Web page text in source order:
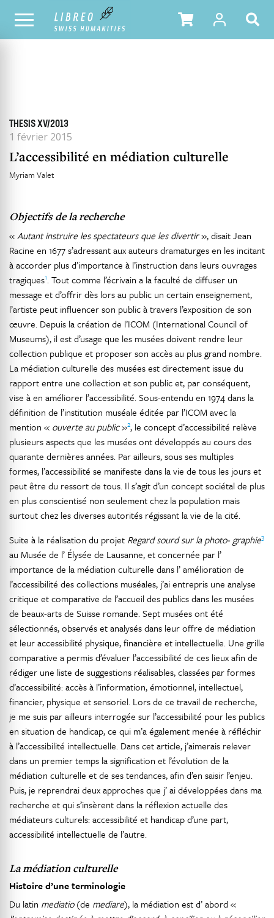
TOUS LES NUMÉROS SOMMAIRE DU NUMÉRO
THESIS XV/2013
1 février 2015
L’accessibilité en médiation culturelle
Myriam Valet
Objectifs de la recherche
«Autant instruire les spectateurs que les divertir», disait Jean
Racine en 1677 s’adressant aux auteurs dramaturges en les incitant
à accorder plus d’importance à l’instruction dans leurs ouvrages
tragiques1. Tout comme l’écrivain a la faculté de diffuser un
message et d’offrir dès lors au public un certain enseignement,
l’artiste peut influencer son public à travers l’exposition de son
œuvre. Depuis la création de l’ICOM (International Council of
Museums), il est d’usage que les musées doivent rendre leur
collection publique et proposer son accès au plus grand nombre.
La médiation culturelle des musées est directement issue du
rapport entre une collection et son public et, par conséquent,
vise à en améliorer l’accessibilité. Sous-entendu en 1974 dans la
définition de l’institution muséale éditée par l’ICOM avec la
mention « ouverte au public»2, le concept d’accessibilité relève
plusieurs aspects que les musées ont développés au cours des
quarante dernières années. Par ailleurs, sous ses multiples
formes, l’accessibilité se manifeste dans la vie de tous les jours et
peut être du ressort de tous. Il s’agit d’un concept sociétal de plus
en plus conscientisé non seulement chez la population mais
surtout chez les diverses autorités régissant la vie de la cité.
Suite à la réalisation du projet Regard sourd sur la photo- graphie3
au Musée de l’ Élysée de Lausanne, et concernée par l’
importance de la médiation culturelle dans l’ amélioration de
l’accessibilité des collections muséales, j’ai entrepris une analyse
critique et comparative de l’accueil des publics dans les musées
de beaux-arts de Suisse romande. Sept musées ont été
sélectionnés, observés et analysés dans leur offre de médiation
et leur accessibilité physique, financière et intellectuelle. Une grille
comparative a permis d’évaluer l’accessibilité de ces lieux afin de
rédiger une liste de suggestions réalisables, classées par formes
d’accessibilité: accès à l’information, émotionnel, intellectuel,
financier, physique et sensoriel. Lors de ce travail de recherche,
je me suis par ailleurs interrogée sur l’accessibilité pour les publics
en situation de handicap, ce qui m’a également menée à réfléchir
à l’accessibilité intellectuelle. Dans cet article, j’aimerais relever
dans un premier temps la signification et l’évolution de la
médiation culturelle et de ses tendances, afin d’en saisir l’enjeu.
Puis, je reprendrai deux approches que j’ ai développées dans ma
recherche et qui s’insèrent dans la réflexion actuelle des
médiateurs culturels: accessibilité et handicap d’une part,
accessibilité intellectuelle de l’autre.
La médiation culturelle
Histoire d’une terminologie
Du latin mediatio(de mediare), la médiation est d’ abord «